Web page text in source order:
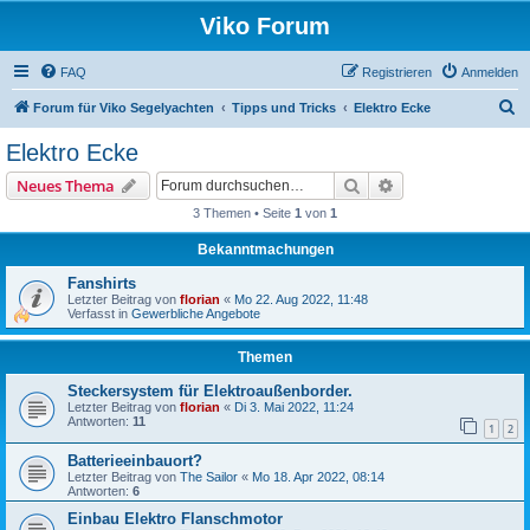
Viko Forum
FAQ Anmelden
Registrieren
Forum für Viko Segelyachten Tipps und Tricks Elektro Ecke
Elektro Ecke
Neues Thema Suche
3 Themen • Seite 1 von 1
Bekanntmachungen
Fanshirts
Letzter Beitrag von florian « Mo 22. Aug 2022, 11:48
Verfasst in Gewerbliche Angebote
Themen
Steckersystem für Elektroaußenborder.
Letzter Beitrag von florian « Di 3. Mai 2022, 11:24
Antworten: 11 1 2
Batterieeinbauort?
Letzter Beitrag von The Sailor « Mo 18. Apr 2022, 08:14
Antworten: 6
Einbau Elektro Flanschmotor